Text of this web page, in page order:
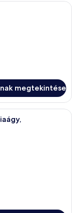
szoba, amelyben
megtekintése
szoba két ággyal,